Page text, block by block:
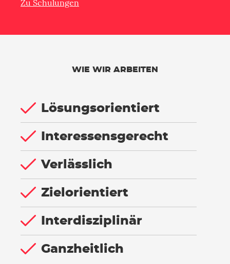
Zu Schulungen
WIE WIR ARBEITEN
Lösungsorientiert
Interessensgerecht
Verlässlich
Zielorientiert
Interdisziplinär
Ganzheitlich